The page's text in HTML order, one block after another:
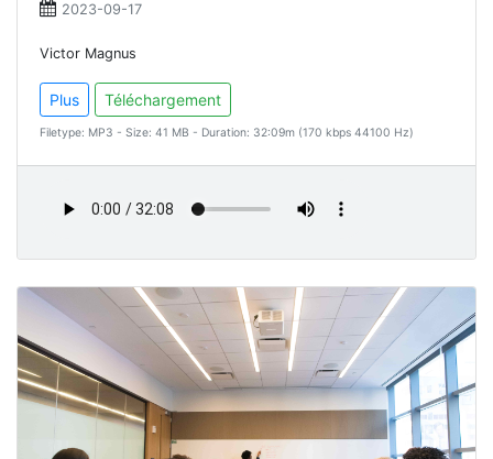
2023-09-17
Victor Magnus
Plus Téléchargement
Filetype: MP3 - Size: 41 MB - Duration: 32:09m (170 kbps 44100 Hz)